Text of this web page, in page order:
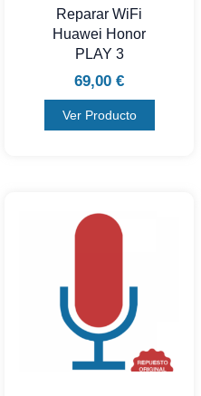
Reparar WiFi
Huawei Honor
PLAY 3
69,00 €
Ver Producto